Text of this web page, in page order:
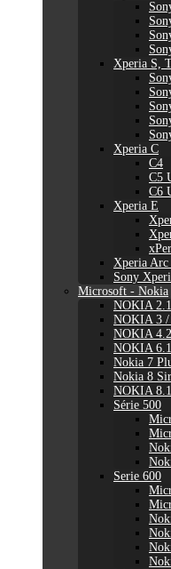
Xperia S,
Xperia C
C4
C5
C6
Xperia E
Xperia
Sony
Microsoft - Nokia
NOKIA
NOKIA 3
NOKIA 4.2
NOKIA 6.1
Nokia 7
Nokia 8
NOKIA 8.1
Série 500
Serie 600